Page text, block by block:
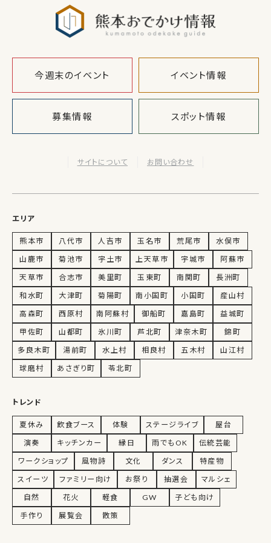
今週末のイベント イベント情報
募集情報 スポット情報
サイトについて お問い合わせ
エリア
熊本市 八代市 人吉市 玉名市 荒尾市
水俣市
山鹿市
菊池市 宇土市 上天草市 宇城市
阿蘇市
天草市
合志市 美里町 玉東町 南関町
長洲町
和水町
大津町 菊陽町 南小国町 小国町
産山村
高森町
西原村 南阿蘇村 御船町 嘉島町
益城町
甲佐町
山都町 氷川町 芦北町 津奈木町
錦町
多良木町
湯前町 水上村 相良村 五木村
山江村
球磨村
あさぎり町 苓北町
トレンド
夏休み 飲食ブース 体験 ステージライブ
屋台
演奏
キッチンカー 縁日 雨でもOK
伝統芸能
ワークショップ
風物詩 文化 ダンス
特産物
スイーツ
ファミリー向け お祭り 抽選会
マルシェ
自然
花火 軽食 GW
子ども向け
手作り
展覧会 散策